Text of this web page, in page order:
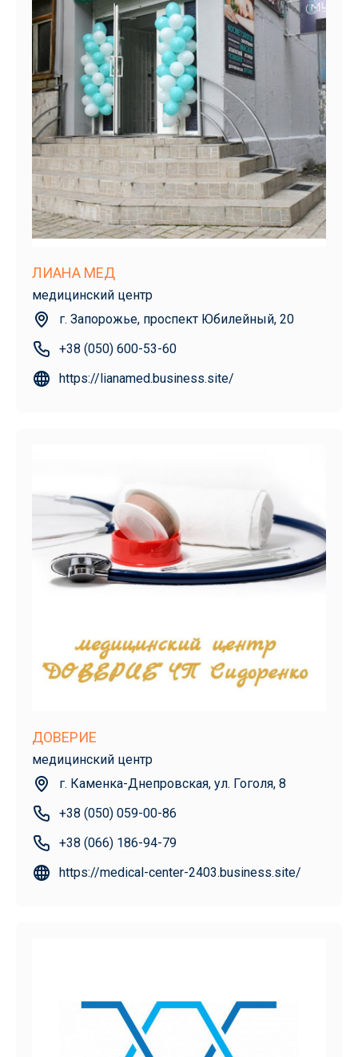
ЛИАНА МЕД
медицинский центр
г. Запорожье, проспект Юбилейный, 20
+38 (050) 600-53-60
https://lianamed.business.site/
ДОВЕРИЕ
медицинский центр
г. Каменка-Днепровская, ул. Гоголя, 8
+38 (050) 059-00-86
+38 (066) 186-94-79
https://medical-center-2403.business.site/